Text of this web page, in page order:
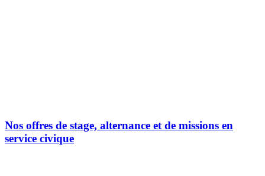
Nos offres de stage, alternance et de missions en
service civique